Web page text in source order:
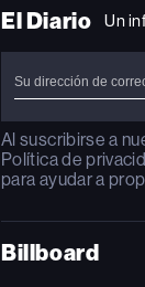
El Diario Un
Al suscribirse a
Política de
para ayudar a
Billboard